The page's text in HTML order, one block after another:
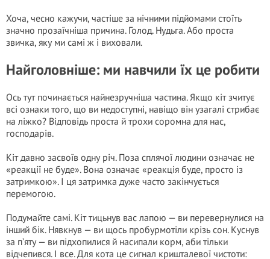
Хоча, чесно кажучи, частіше за нічними підйомами стоїть
значно прозаїчніша причина. Голод. Нудьга. Або проста
звичка, яку ми самі ж і виховали.
Найголовніше: ми навчили їх це робити
Ось тут починається найнезручніша частина. Якщо кіт зчитує
всі ознаки того, що ви недоступні, навіщо він узагалі стрибає
на ліжко? Відповідь проста й трохи соромна для нас,
господарів.
Кіт давно засвоїв одну річ. Поза сплячої людини означає не
«реакції не буде». Вона означає «реакція буде, просто із
затримкою». І ця затримка дуже часто закінчується
перемогою.
Подумайте самі. Кіт тицьнув вас лапою — ви перевернулися на
інший бік. Нявкнув — ви щось пробурмотіли крізь сон. Куснув
за п’яту — ви підхопилися й насипали корм, аби тільки
відчепився. І все. Для кота це сигнал кришталевої чистоти: